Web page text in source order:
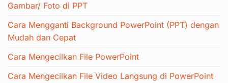
Gambar/ Foto di PPT
Cara Mengganti Background PowerPoint (PPT) dengan
Mudah dan Cepat
Cara Mengecilkan File PowerPoint
Cara Mengecilkan File Video Langsung di PowerPoint